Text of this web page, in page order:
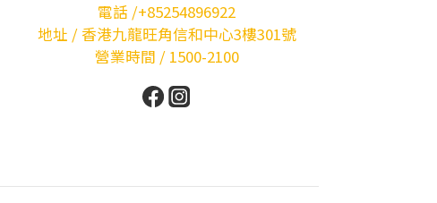
電話 /+85254896922
地址 / 香港九龍旺角信和中心3樓301號
營業時間 / 1500-2100